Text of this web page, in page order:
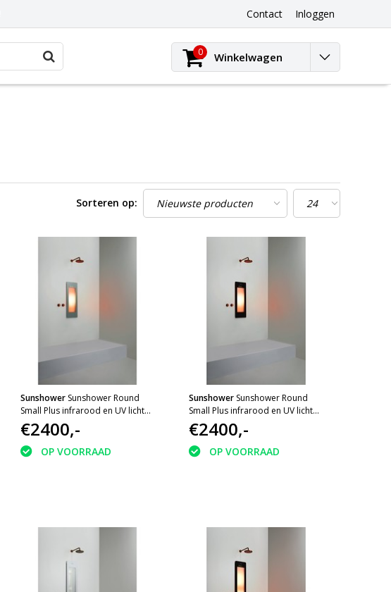
Contact Inloggen
0 Winkelwagen
Sorteren op:
Sunshower Sunshower Round
Small Plus infrarood en UV licht
inbouw 95x33x10cm Grey
€2400,-
OP VOORRAAD
Sunshower Sunshower Round
Small Plus infrarood en UV licht
inbouw 95x33x10cm Black
€2400,-
OP VOORRAAD